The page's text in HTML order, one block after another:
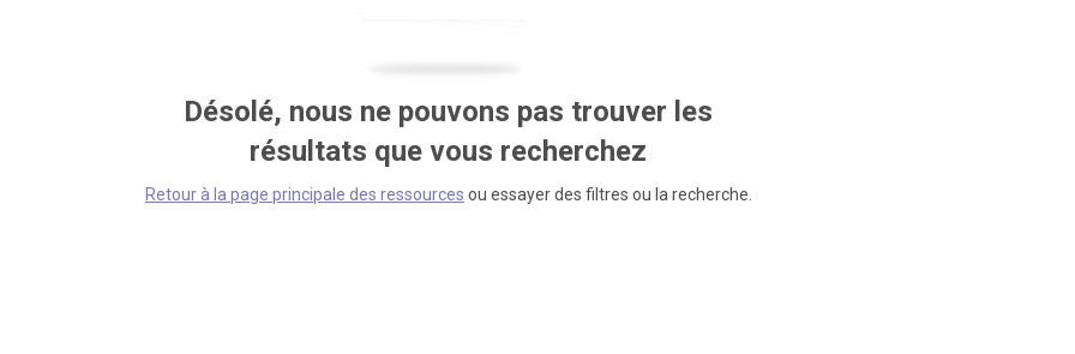
Désolé, nous ne pouvons pas trouver les
résultats que vous recherchez
Retour à la page principale des ressources ou essayer des filtres ou la recherche.